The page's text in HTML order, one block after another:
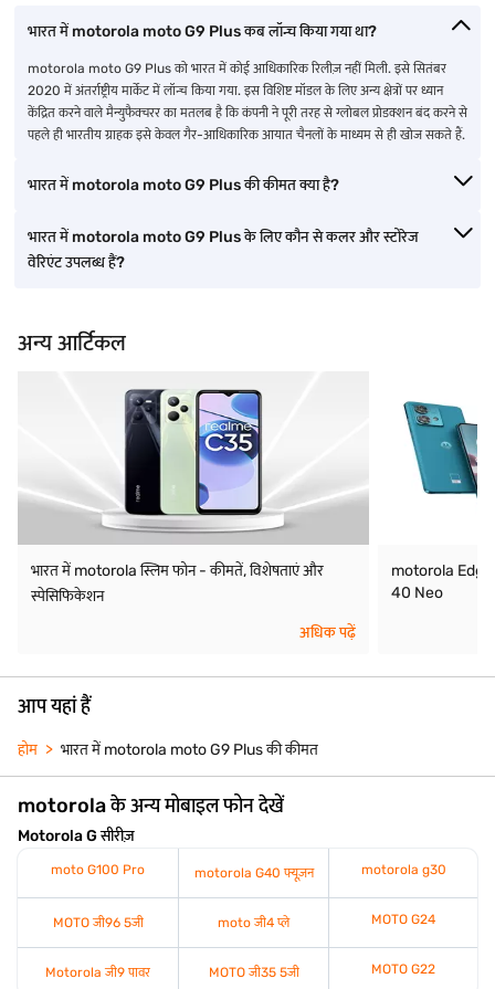
भारत में motorola moto G9 Plus कब लॉन्च किया गया था?
motorola moto G9 Plus को भारत में कोई आधिकारिक रिलीज़ नहीं मिली. इसे सितंबर
2020 में अंतर्राष्ट्रीय मार्केट में लॉन्च किया गया. इस विशिष्ट मॉडल के लिए अन्य क्षेत्रों पर ध्यान
केंद्रित करने वाले मैन्युफैक्चरर का मतलब है कि कंपनी ने पूरी तरह से ग्लोबल प्रोडक्शन बंद करने से
पहले ही भारतीय ग्राहक इसे केवल गैर-आधिकारिक आयात चैनलों के माध्यम से ही खोज सकते हैं.
भारत में motorola moto G9 Plus की कीमत क्या है?
भारत में motorola moto G9 Plus के लिए कौन से कलर और स्टोरेज
वेरिएंट उपलब्ध हैं?
अन्य आर्टिकल
भारत में motorola स्लिम फोन - कीमतें, विशेषताएं और
स्पेसिफिकेशन
अधिक पढ़ें
motorola
40 Neo
आप यहां हैं
होम भारत में motorola moto G9 Plus की कीमत
motorola के अन्य मोबाइल फोन देखें
Motorola G सीरीज़
moto G100 Pro motorola G40 फ्यूज़न motorola g30
MOTO जी96 5जी moto जी4 प्ले MOTO G24
Motorola जी9 पावर MOTO जी35 5जी MOTO G22